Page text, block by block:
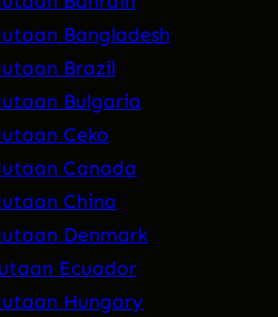
Bangladesh
Brazil
Bulgaria
Ceko
Canada
China
Denmark
Ecuador
Hungary